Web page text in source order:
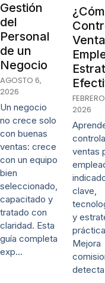
Gestión
del
Personal
de un
Negocio
AGOSTO 6,
2026
Un negocio
no crece solo
con buenas
ventas: crece
con un equipo
bien
seleccionado,
capacitado y
tratado con
claridad. Esta
guía completa
exp…
2026
ventas
clave,
y
Mejora